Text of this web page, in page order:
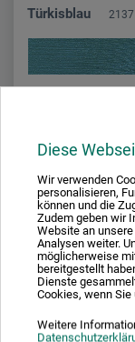
Diese
Wir verwenden
personalisieren,
können und die
Zudem geben wir
Website an
Analysen weiter.
möglicherweise
bereitgestellt
Dienste
Cookies, wenn
Weitere
Türkisblau 2137
Seladongrün